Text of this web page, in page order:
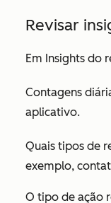
Revisar
Em Insights do
Contagens
aplicativo.
Quais tipos de
exemplo,
O tipo de ação